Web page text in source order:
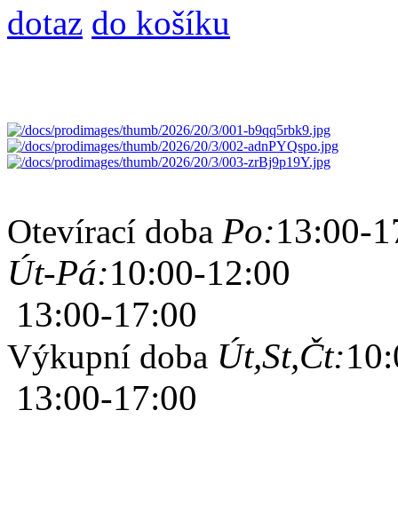
dotaz do košíku
Otevírací doba Po:13:00-
Út-Pá:10:00-12:00
13:00-17:00
Výkupní doba Út,St,Čt:
13:00-17:00